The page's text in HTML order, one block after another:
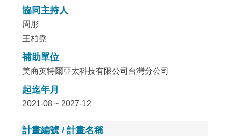
協同主持人
周彤
王柏堯
補助單位
美商英特爾亞太科技有限公司台灣分公司
起迄年月
2021-08 ~ 2027-12
計畫編號 / 計畫名稱